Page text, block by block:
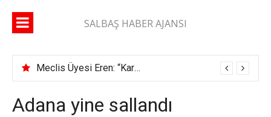
SALBAŞ HABER AJANSI
Meclis Üyesi Eren: “Karaisalı yolunda 2 ay geçti, şerit çizgisi bile çekilmedi”
Adana yine sallandı